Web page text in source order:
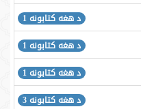
د هغه کتابونه 1
د هغه کتابونه 1
د هغه کتابونه 1
د هغه کتابونه 3